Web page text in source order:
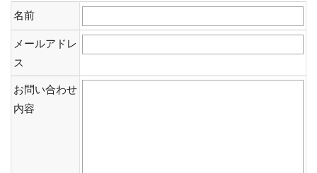
名前
メールアドレ
ス
お問い合わせ
内容